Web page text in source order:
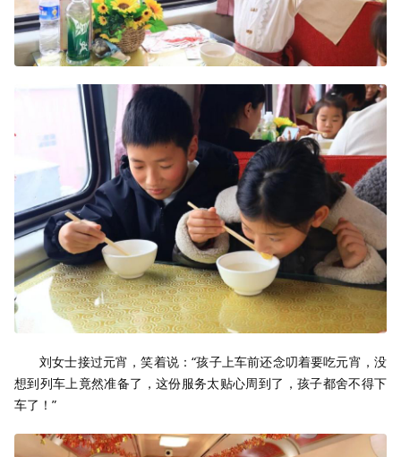
刘女士接过元宵，笑着说：“孩子上车前还念叨着要吃元宵，没
想到列车上竟然准备了，这份服务太贴心周到了，孩子都舍不得下
车了！”